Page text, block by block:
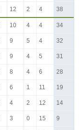
12 2 4 38
10 4 4 34
9 5 4 32
9 4 5 31
8 4 6 28
6 1 11 19
4 2 12 14
3 0 15 9